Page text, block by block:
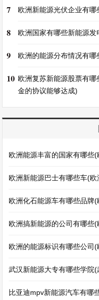
7 欧洲新能源光伏企业有
8 欧洲国家有哪些新能源
9 欧洲的能源分布情况有哪
10 欧洲复苏新能源股票有
金的协议能够达成)
欧洲能源丰富的国家有哪些
欧洲新能源巴士有哪些车(
欧洲化石能源车有哪些品牌
欧洲搞新能源的公司有哪些
欧洲的能源标识有哪些公司
武汉新能源大专有哪些学院
比亚迪mpv新能源汽车有哪